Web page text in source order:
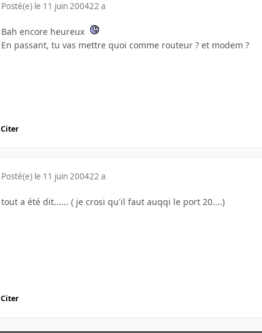
Posté(e) le 11 juin 200422 a
Bah encore heureux
En passant, tu vas mettre quoi comme routeur ? et modem ?
Citer
Posté(e) le 11 juin 200422 a
tout a été dit...... ( je crosi qu'il faut auqqi le port 20....)
Citer